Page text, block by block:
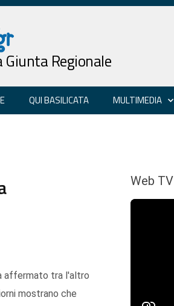
Regionale
QUI BASILICATA MULTIMEDIA
affermato tra l'altro
mostrano che
Web TV